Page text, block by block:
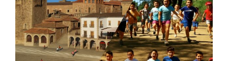
grande